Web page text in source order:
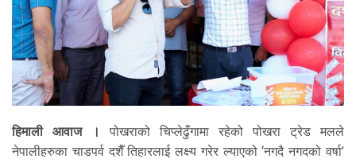
हिमाली आवाज ।
पोखराको चिप्लेढुँगामा रहेको पोखरा ट्रेड मलले
नेपालीहरुका चाडपर्व दशैँ तिहारलाई लक्ष्य गरेर ल्याएको ‘नगदै नगदको वर्षा’